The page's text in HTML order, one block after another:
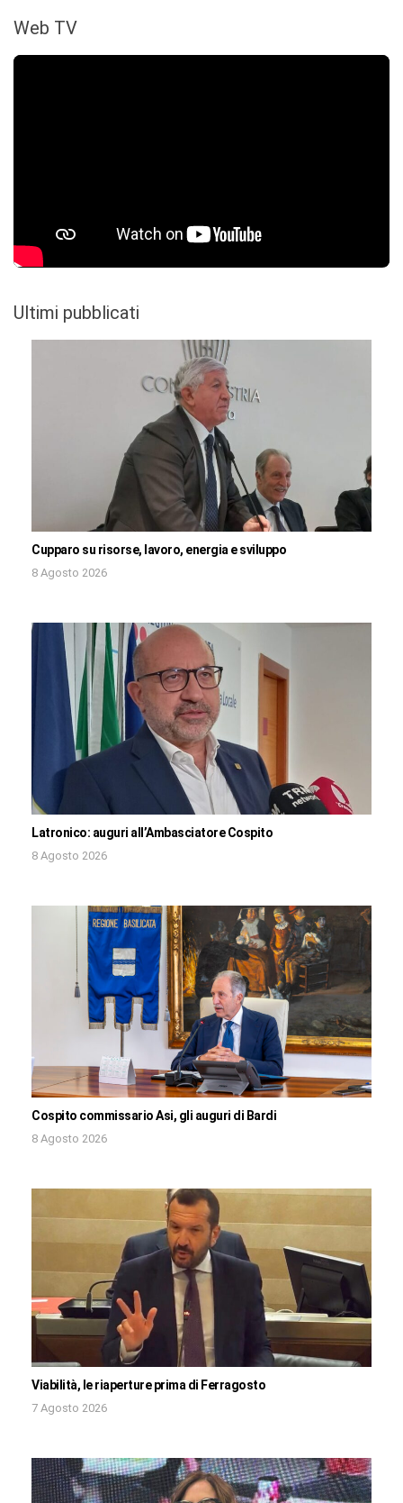
Web TV
Ultimi pubblicati
Cupparo su risorse, lavoro, energia e sviluppo
8 Agosto 2026
Latronico: auguri all’Ambasciatore Cospito
8 Agosto 2026
Cospito commissario Asi, gli auguri di Bardi
8 Agosto 2026
Viabilità, le riaperture prima di Ferragosto
7 Agosto 2026